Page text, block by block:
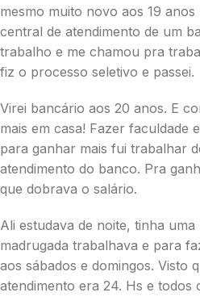
mesmo muito novo aos 19
central de atendimento de um
trabalho e me chamou pra
fiz o processo seletivo e passei.
Virei bancário aos 20 anos. E
mais em casa! Fazer faculdade
para ganhar mais fui trabalhar
atendimento do banco. Pra
que dobrava o salário.
Ali estudava de noite, tinha
madrugada trabalhava e para
aos sábados e domingos. Visto
atendimento era 24. Hs e todos